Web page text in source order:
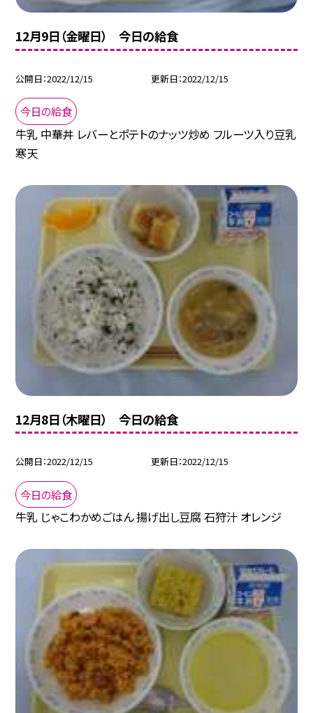
12月9日（金曜日） 今日の給食
公開日 2022/12/15 更新日 2022/12/15
今日の給食
牛乳 中華丼 レバーとポテトのナッツ炒め フルーツ入り豆乳
寒天
12月8日（木曜日） 今日の給食
公開日 2022/12/15 更新日 2022/12/15
今日の給食
牛乳 じゃこわかめごはん 揚げ出し豆腐 石狩汁 オレンジ